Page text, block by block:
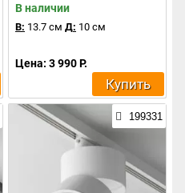
В наличии
В: 13.7 см Д: 10 см
Цена: 3 990 Р.
Купить
199331